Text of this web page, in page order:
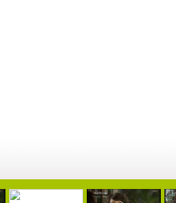
04:30 04:05